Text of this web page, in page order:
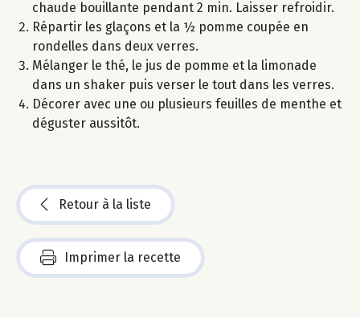
chaude bouillante pendant 2 min. Laisser refroidir.
Répartir les glaçons et la ½ pomme coupée en
rondelles dans deux verres.
Mélanger le thé, le jus de pomme et la limonade
dans un shaker puis verser le tout dans les verres.
Décorer avec une ou plusieurs feuilles de menthe et
déguster aussitôt.
Retour à la liste
Imprimer la recette